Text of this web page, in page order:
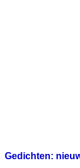
Gedichten: